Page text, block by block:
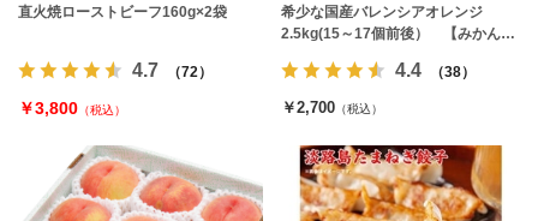
直火焼ローストビーフ160g×2袋
4.7 （72）
￥3,800 （税込）
希少な国産バレンシアオレンジ
2.5kg(15～17個前後） 【みかんの
4.4 （38）
￥2,700 （税込）